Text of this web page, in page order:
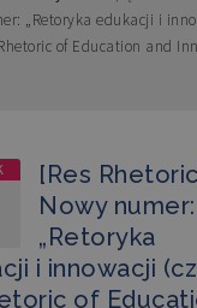
„Retoryka edukacji i
of Education and
[Res
Nowy numer:
„Retoryka
i innowacji
of